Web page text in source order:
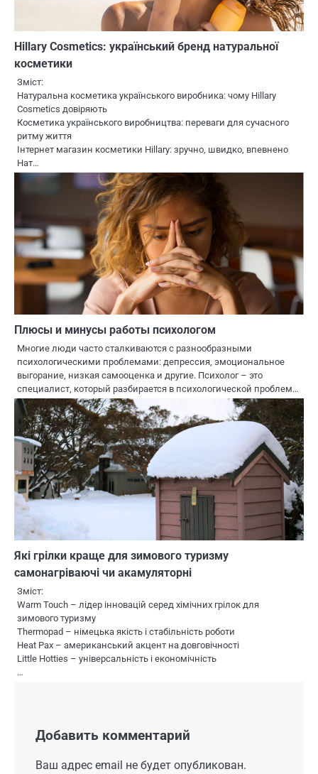
Hillary Cosmetics: український бренд натуральної
косметики
Зміст:
Натуральна косметика українського виробника: чому Hillary
Cosmetics довіряють
Косметика українського виробництва: переваги для сучасного
ритму життя
Інтернет магазин косметики Hillary: зручно, швидко, впевнено
Нат…
Плюсы и минусы работы психологом
Многие люди часто сталкиваются с разнообразными
психологическими проблемами: депрессия, эмоциональное
выгорание, низкая самооценка и другие. Психолог – это
специалист, который разбирается в психологической проблем…
Які грілки краще для зимового туризму
самонагріваючі чи акамуляторні
Зміст:
Warm Touch – лідер інновацій серед хімічних грілок для
зимового туризму
Thermopad – німецька якість і стабільність роботи
Heat Pax – американський акцент на довговічності
Little Hotties – універсальність і економічність
…
Добавить комментарий
Ваш адрес email не будет опубликован.